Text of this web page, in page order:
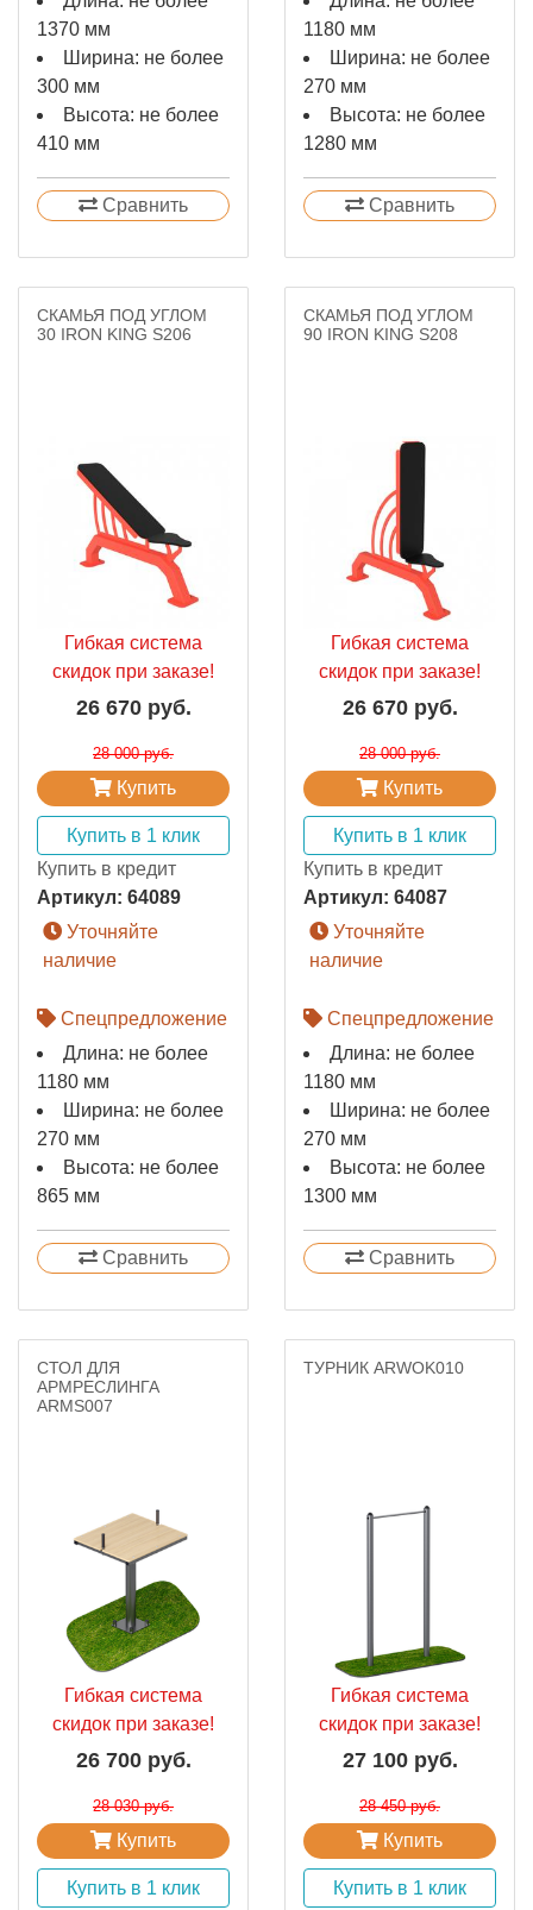
1370 мм
Ширина: не более
300 мм
Высота: не более
410 мм
Сравнить
1180 мм
Ширина: не более
270 мм
Высота: не более
1280 мм
Сравнить
СКАМЬЯ ПОД УГЛОМ
30 IRON KING S206
Гибкая система
скидок при заказе!
26 670 руб.
28 000 руб.
Купить
Купить в 1 клик
Купить в кредит
Артикул: 64089
Уточняйте
наличие
Спецпредложение
Длина: не более
1180 мм
Ширина: не более
270 мм
Высота: не более
865 мм
Сравнить
СКАМЬЯ ПОД УГЛОМ
90 IRON KING S208
Гибкая система
скидок при заказе!
26 670 руб.
28 000 руб.
Купить
Купить в 1 клик
Купить в кредит
Артикул: 64087
Уточняйте
наличие
Спецпредложение
Длина: не более
1180 мм
Ширина: не более
270 мм
Высота: не более
1300 мм
Сравнить
СТОЛ ДЛЯ
АРМРЕСЛИНГА
ARMS007
Гибкая система
скидок при заказе!
26 700 руб.
28 030 руб.
Купить
Купить в 1 клик
ТУРНИК ARWOK010
Гибкая система
скидок при заказе!
27 100 руб.
28 450 руб.
Купить
Купить в 1 клик